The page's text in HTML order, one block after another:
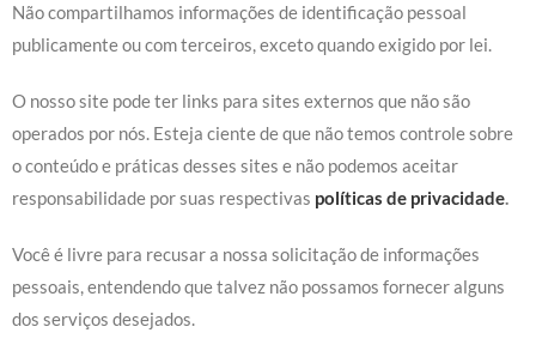
Não compartilhamos informações de identificação pessoal
publicamente ou com terceiros, exceto quando exigido por lei.
O nosso site pode ter links para sites externos que não são
operados por nós. Esteja ciente de que não temos controle sobre
o conteúdo e práticas desses sites e não podemos aceitar
responsabilidade por suas respectivas políticas de privacidade.
Você é livre para recusar a nossa solicitação de informações
pessoais, entendendo que talvez não possamos fornecer alguns
dos serviços desejados.